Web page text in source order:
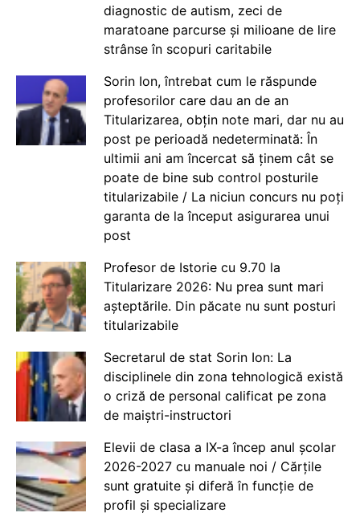
diagnostic de autism, zeci de
maratoane parcurse și milioane de lire
strânse în scopuri caritabile
Sorin Ion, întrebat cum le răspunde
profesorilor care dau an de an
Titularizarea, obțin note mari, dar nu au
post pe perioadă nedeterminată: În
ultimii ani am încercat să ținem cât se
poate de bine sub control posturile
titularizabile / La niciun concurs nu poți
garanta de la început asigurarea unui
post
Profesor de Istorie cu 9.70 la
Titularizare 2026: Nu prea sunt mari
așteptările. Din păcate nu sunt posturi
titularizabile
Secretarul de stat Sorin Ion: La
disciplinele din zona tehnologică există
o criză de personal calificat pe zona
de maiștri-instructori
Elevii de clasa a IX-a încep anul școlar
2026-2027 cu manuale noi / Cărțile
sunt gratuite și diferă în funcție de
profil și specializare